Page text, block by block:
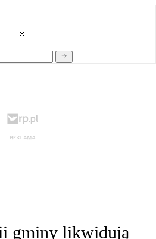
gminy likwidują